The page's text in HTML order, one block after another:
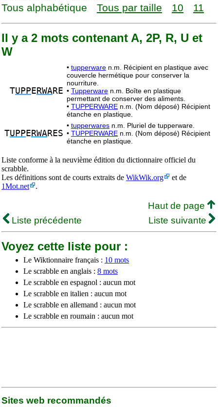
Tous alphabétique Tous par taille 10 11
Il y a 2 mots contenant A, 2P, R, U et
W
TUPP E RWARE
• tupperware n.m. Récipient en plastique avec
couvercle hermétique pour conserver la
nourriture.
• Tupperware n.m. Boîte en plastique
permettant de conserver des aliments.
• TUPPERWARE n.m. (Nom déposé) Récipient
étanche en plastique.
TUPP E RWARES
• tupperwares n.m. Pluriel de tupperware.
• TUPPERWARE n.m. (Nom déposé) Récipient
étanche en plastique.
Liste conforme à la neuvième édition du dictionnaire officiel du
scrabble.
Les définitions sont de courts extraits de WikWik.org
et de
1Mot.net
.
Haut de page
Liste précédente
Liste suivante
Voyez cette liste pour :
Le Wiktionnaire français : 10 mots
Le scrabble en anglais : 8 mots
Le scrabble en espagnol : aucun mot
Le scrabble en italien : aucun mot
Le scrabble en allemand : aucun mot
Le scrabble en roumain : aucun mot
Sites web recommandés